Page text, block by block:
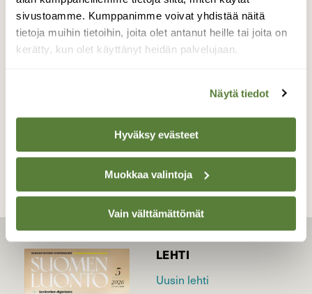
sivustoamme. Kumppanimme voivat yhdistää näitä
tietoja muihin tietoihin, joita olet antanut heille tai joita on
kerätty, kun olet käyttänyt heidän palvelujaan.
Näytä tiedot
Hyväksy evästeet
Muokkaa valintoja
Vain välttämättömät
Parinkymmenen metrin päässä toinen
sinitiainen vastasi omalla laulullaan.
Valokuvaaja: Risto Kangassalo, Turun kehätien
LEHTI
Uusin lehti